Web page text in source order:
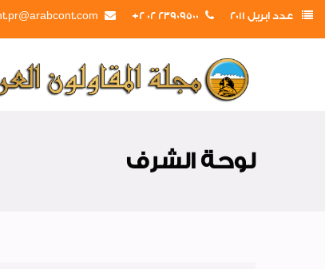
عدد ابريل 2011 23909500 02 2+
لوحة الشرف